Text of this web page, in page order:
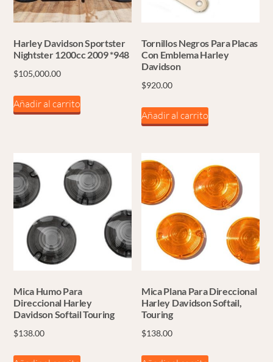
Harley Davidson Sportster
Nightster 1200cc 2009 *948
$105,000.00
Añadir al carrito
Tornillos Negros Para Placas
Con Emblema Harley
Davidson
$920.00
Añadir al carrito
Mica Humo Para
Direccional Harley
Davidson Softail Touring
$138.00
Mica Plana Para Direccional
Harley Davidson Softail,
Touring
$138.00